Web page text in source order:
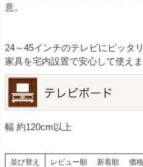
意。
24～45インチのテレビにピッタ
家具を宅内設置で安心して使えま
幅 約120cm以上
並び替え レビュー順 新着順 価